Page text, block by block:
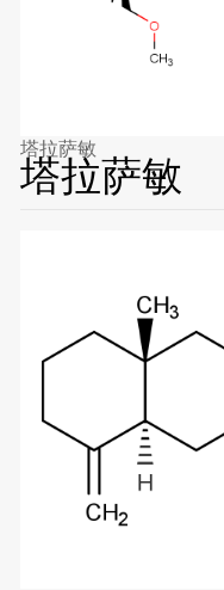
塔拉萨敏
塔拉萨敏